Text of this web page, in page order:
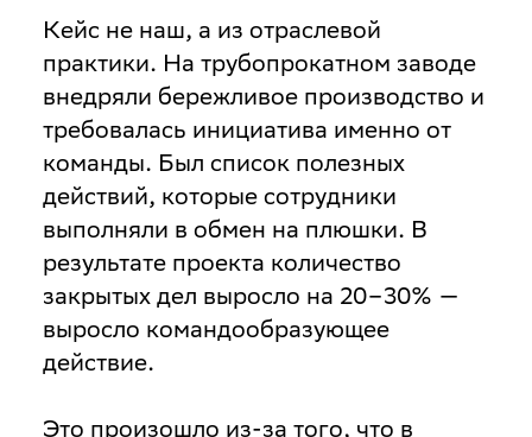
Кейс не наш, а из отраслевой
практики. На трубопрокатном заводе
внедряли бережливое производство и
требовалась инициатива именно от
команды. Был список полезных
действий, которые сотрудники
выполняли в обмен на плюшки. В
результате проекта количество
закрытых дел выросло на 20–30% —
выросло командообразующее
действие.
Это произошло из-за того, что в